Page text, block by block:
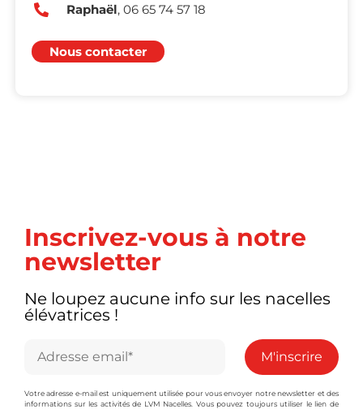
Raphaël, 06 65 74 57 18
Nous contacter
Inscrivez-vous à notre
newsletter
Ne loupez aucune info sur les nacelles
élévatrices !
Votre adresse e-mail est uniquement utilisée pour vous envoyer notre newsletter et des
informations sur les activités de LVM Nacelles. Vous pouvez toujours utiliser le lien de